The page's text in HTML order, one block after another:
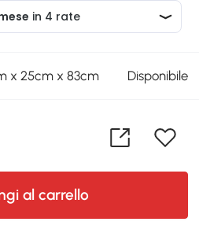
x 25cm x 83cm Disponibile
al carrello